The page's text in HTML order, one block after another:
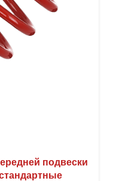
подвески